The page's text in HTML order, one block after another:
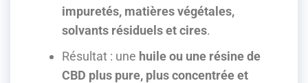
impuretés, matières végétales,
solvants résiduels et cires.
Résultat : une huile ou une résine de
CBD plus pure, plus concentrée et